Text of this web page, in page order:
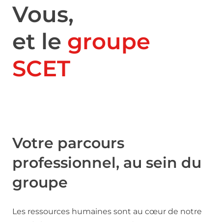
Vous,
et le groupe
SCET
Votre parcours
professionnel, au sein du
groupe
Les ressources humaines sont au cœur de notre